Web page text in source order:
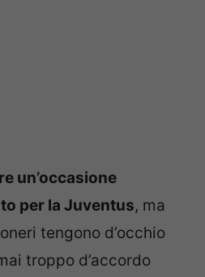
un’occasione
per la Juventus, ma
tengono d’occhio
troppo d’accordo